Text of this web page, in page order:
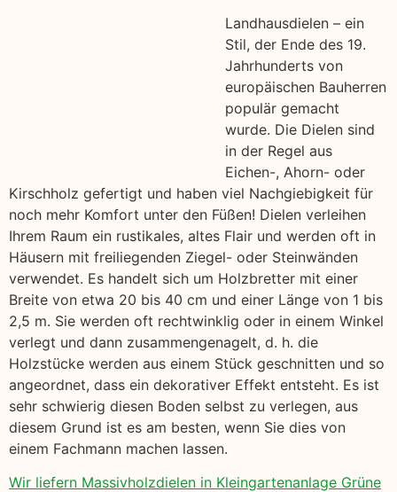
Landhausdielen – ein
Stil, der Ende des 19.
Jahrhunderts von
europäischen Bauherren
populär gemacht
wurde. Die Dielen sind
in der Regel aus
Eichen-, Ahorn- oder
Kirschholz gefertigt und haben viel Nachgiebigkeit für
noch mehr Komfort unter den Füßen! Dielen verleihen
Ihrem Raum ein rustikales, altes Flair und werden oft in
Häusern mit freiliegenden Ziegel- oder Steinwänden
verwendet. Es handelt sich um Holzbretter mit einer
Breite von etwa 20 bis 40 cm und einer Länge von 1 bis
2,5 m. Sie werden oft rechtwinklig oder in einem Winkel
verlegt und dann zusammengenagelt, d. h. die
Holzstücke werden aus einem Stück geschnitten und so
angeordnet, dass ein dekorativer Effekt entsteht. Es ist
sehr schwierig diesen Boden selbst zu verlegen, aus
diesem Grund ist es am besten, wenn Sie dies von
einem Fachmann machen lassen.
Wir liefern Massivholzdielen in Kleingartenanlage Grüne